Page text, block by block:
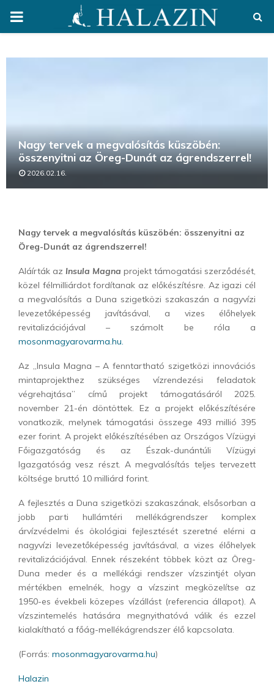
PRIMARY
Nagy tervek a megvalósítás küszöbén:
összenyitni az Öreg-Dunát az ágrendszerrel!
2026.02.16.
Nagy tervek a megvalósítás küszöbén: összenyitni az
Öreg-Dunát az ágrendszerrel!
Aláírták az Insula Magna projekt támogatási szerződését,
közel félmilliárdot fordítanak az előkészítésre. Az igazi cél
a megvalósítás a Duna szigetközi szakaszán a nagyvízi
levezetőképesség javításával, a vizes élőhelyek
revitalizációjával – számolt be róla a
mosonmagyarovarma.hu.
Az „Insula Magna – A fenntartható szigetközi innovációs
mintaprojekthez szükséges vízrendezési feladatok
végrehajtása” című projekt támogatásáról 2025.
november 21-én döntöttek. Ez a projekt előkészítésére
vonatkozik, melynek támogatási összege 493 millió 395
ezer forint. A projekt előkészítésében az Országos Vízügyi
Főigazgatóság és az Észak-dunántúli Vízügyi
Igazgatóság vesz részt. A megvalósítás teljes tervezett
költsége bruttó 10 milliárd forint.
A fejlesztés a Duna szigetközi szakaszának, elsősorban a
jobb parti hullámtéri mellékágrendszer komplex
árvízvédelmi és ökológiai fejlesztését szeretné elérni a
nagyvízi levezetőképesség javításával, a vizes élőhelyek
revitalizációjával. Ennek részeként többek közt az Öreg-
Duna meder és a mellékági rendszer vízszintjét olyan
mértékben emelnék, hogy a vízszint megközelítse az
1950-es évekbeli közepes vízállást (referencia állapot). A
vízszintemelés hatására megnyithatóvá válik és ezzel
kialakítható a főág-mellékágrendszer élő kapcsolata.
(Forrás: mosonmagyarovarma.hu)
Halazin